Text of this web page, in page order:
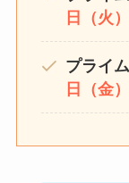
日（火
プライ
日（金